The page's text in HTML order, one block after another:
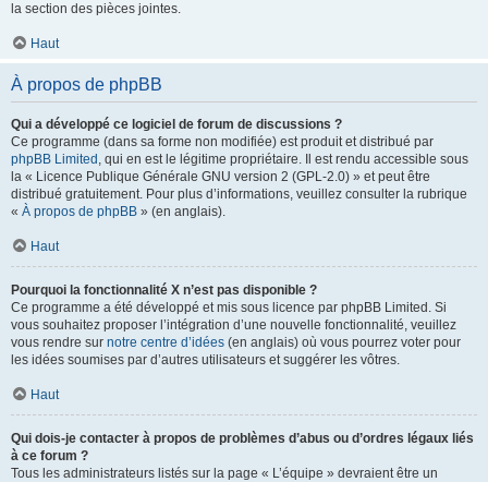
la section des pièces jointes.
Haut
À propos de phpBB
Qui a développé ce logiciel de forum de discussions ?
Ce programme (dans sa forme non modifiée) est produit et distribué par
phpBB Limited , qui en est le légitime propriétaire. Il est rendu accessible sous
la « Licence Publique Générale GNU version 2 (GPL-2.0) » et peut être
distribué gratuitement. Pour plus d’informations, veuillez consulter la rubrique
« À propos de phpBB » (en anglais).
Haut
Pourquoi la fonctionnalité X n’est pas disponible ?
Ce programme a été développé et mis sous licence par phpBB Limited. Si
vous souhaitez proposer l’intégration d’une nouvelle fonctionnalité, veuillez
vous rendre sur notre centre d’idées (en anglais) où vous pourrez voter pour
les idées soumises par d’autres utilisateurs et suggérer les vôtres.
Haut
Qui dois-je contacter à propos de problèmes d’abus ou d’ordres légaux liés
à ce forum ?
Tous les administrateurs listés sur la page « L’équipe » devraient être un